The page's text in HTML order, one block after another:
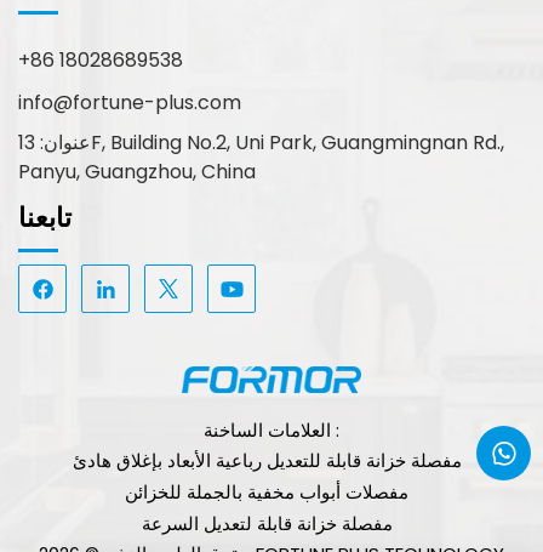
+86 18028689538
info@fortune-plus.com
عنوان: 13F, Building No.2, Uni Park, Guangmingnan Rd.,
Panyu, Guangzhou, China
تابعنا
العلامات الساخنة :
مفصلة خزانة قابلة للتعديل رباعية الأبعاد بإغلاق هادئ
مفصلات أبواب مخفية بالجملة للخزائن
مفصلة خزانة قابلة لتعديل السرعة